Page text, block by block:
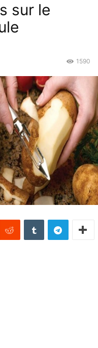
sur le
1590